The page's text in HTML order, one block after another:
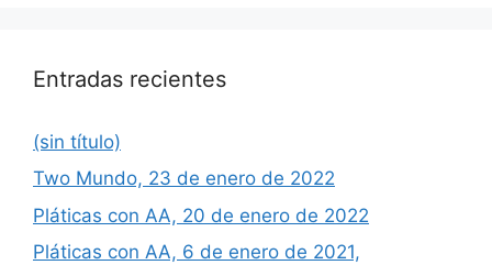
Entradas recientes
(sin título)
Two Mundo, 23 de enero de 2022
Pláticas con AA, 20 de enero de 2022
Pláticas con AA, 6 de enero de 2021,